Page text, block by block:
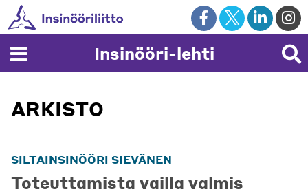
Skip
to
content
Insinööri-lehti
ARKISTO
SILTAINSINÖÖRI SIEVÄNEN
Toteuttamista vailla valmis